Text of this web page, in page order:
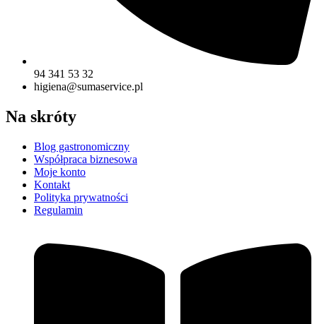
94 341 53 32
higiena@sumaservice.pl
Na skróty
Blog gastronomiczny
Współpraca biznesowa
Moje konto
Kontakt
Polityka prywatności
Regulamin